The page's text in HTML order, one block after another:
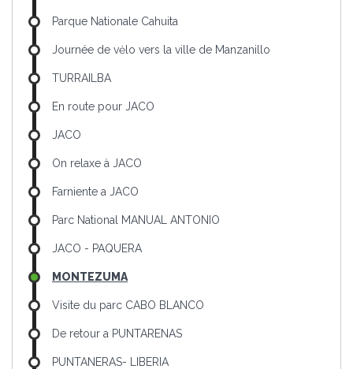
Parque Nationale Cahuita
Journée de vėlo vers la ville de Manzanillo
TURRAILBA
En route pour JACO
JACO
On relaxe à JACO
Farniente a JACO
Parc National MANUAL ANTONIO
JACO - PAQUERA
MONTEZUMA
Visite du parc CABO BLANCO
De retour a PUNTARENAS
PUNTANERAS- LIBERIA